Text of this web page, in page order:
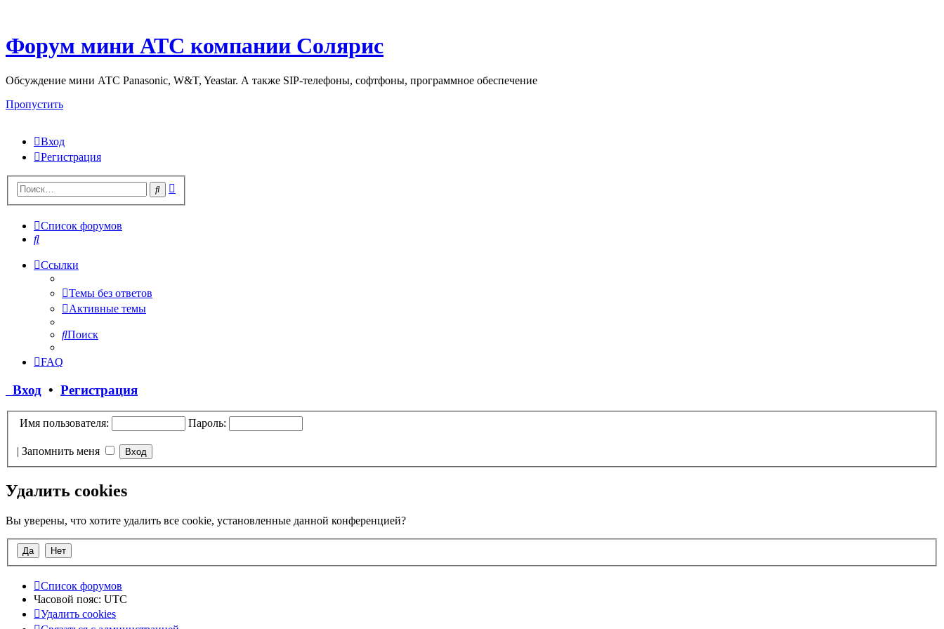
Форум мини АТС компании Солярис
Обсуждение мини АТС Panasonic, W&T, Yeastar. А также SIP-телефоны, софтфоны, программное обеспечение
Пропустить
Вход
Регистрация
Поиск
Список форумов
Поиск
Ссылки
Темы без ответов
Активные темы
Поиск
FAQ
Вход • Регистрация
Имя пользователя: Пароль:
| Запомнить меня
Удалить cookies
Вы уверены, что хотите удалить все cookie, установленные данной конференцией?
Список форумов
Часовой пояс: UTC
Удалить cookies